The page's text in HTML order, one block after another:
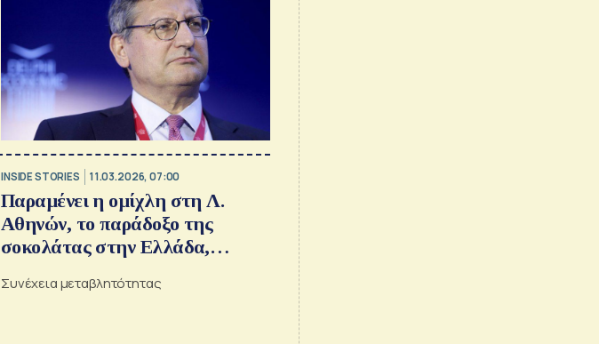
INSIDE STORIES 11.03.2026, 07:00
Παραμένει η ομίχλη στη Λ.
Αθηνών, το παράδοξο της
σοκολάτας στην Ελλάδα,
κρουαζιέρα, σιγή στην Εθνική
Συνέχεια μεταβλητότητας